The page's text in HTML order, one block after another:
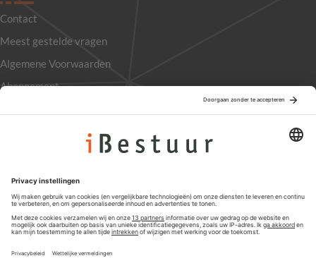
Contact
Meest gestelde vragen
Algemene Voorwaarden
Abonnement
Privacyinstellingen